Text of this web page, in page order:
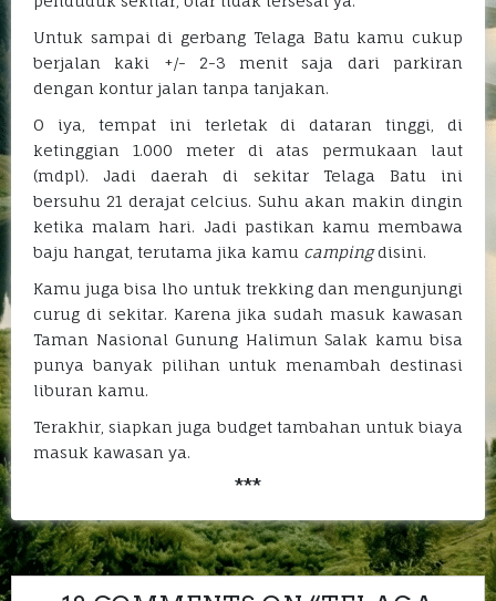
Untuk sampai di gerbang Telaga Batu kamu cukup
berjalan kaki +/- 2-3 menit saja dari parkiran
dengan kontur jalan tanpa tanjakan.
O iya, tempat ini terletak di dataran tinggi, di
ketinggian 1.000 meter di atas permukaan laut
(mdpl). Jadi daerah di sekitar Telaga Batu ini
bersuhu 21 derajat celcius. Suhu akan makin dingin
ketika malam hari. Jadi pastikan kamu membawa
baju hangat, terutama jika kamu campingdisini.
Kamu juga bisa lho untuk trekking dan mengunjungi
curug di sekitar. Karena jika sudah masuk kawasan
Taman Nasional Gunung Halimun Salak kamu bisa
punya banyak pilihan untuk menambah destinasi
liburan kamu.
Terakhir, siapkan juga budget tambahan untuk biaya
masuk kawasan ya.
***